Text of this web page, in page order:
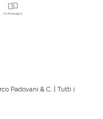
Padovani & C. | Tutti i